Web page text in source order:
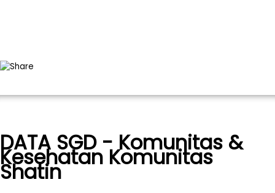
DATA SGD - Komunitas &
Kesehatan Komunitas
Shatin